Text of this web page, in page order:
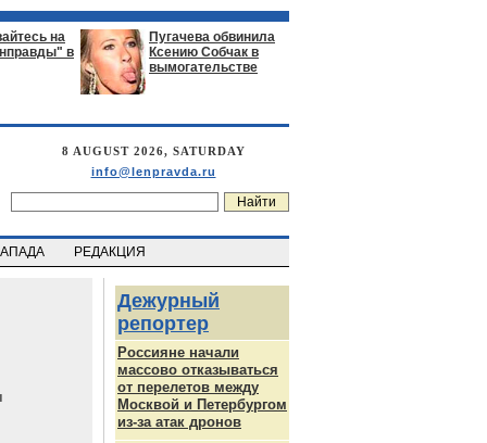
на
в
Пугачева обвинила
Ксению Собчак в
вымогательстве
8 AUGUST 2026, SATURDAY
info@lenpravda.ru
РЕДАКЦИЯ
Дежурный
репортер
Россияне начали
массово отказываться
от перелетов между
Москвой и Петербургом
из-за атак дронов